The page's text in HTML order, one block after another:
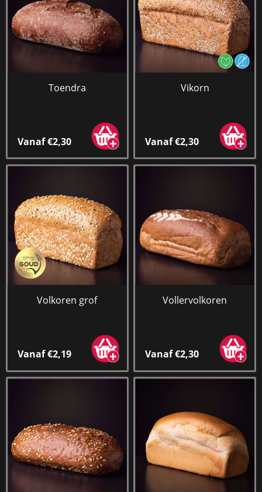
Toendra
Vanaf €2,30
Vikorn
Vanaf €2,30
Volkoren grof
Vanaf €2,19
Vollervolkoren
Vanaf €2,30